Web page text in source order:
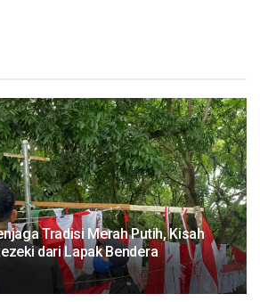
Tradisi Merah Putih, Kisah
dari Lapak Bendera